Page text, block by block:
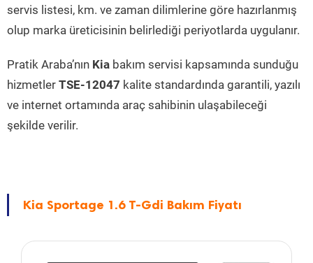
servis listesi, km. ve zaman dilimlerine göre hazırlanmış
olup marka üreticisinin belirlediği periyotlarda uygulanır.
Pratik Araba’nın Kia bakım servisi kapsamında sunduğu
hizmetler TSE-12047 kalite standardında garantili, yazılı
ve internet ortamında araç sahibinin ulaşabileceği
şekilde verilir.
Kia Sportage 1.6 T-Gdi Bakım Fiyatı